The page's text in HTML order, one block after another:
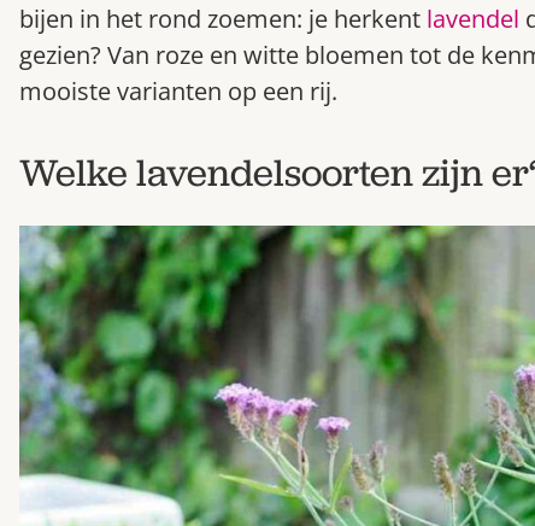
bijen in het rond zoemen: je herkent lavendel
gezien? Van roze en witte bloemen tot de
mooiste varianten op een rij.
Welke lavendelsoorten zijn